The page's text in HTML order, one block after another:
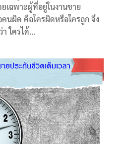
เฉพาะผู้ที่อยู่ในงานขาย
นผิด คือใครผิดหรือใครถูก จึง
ใครได้...